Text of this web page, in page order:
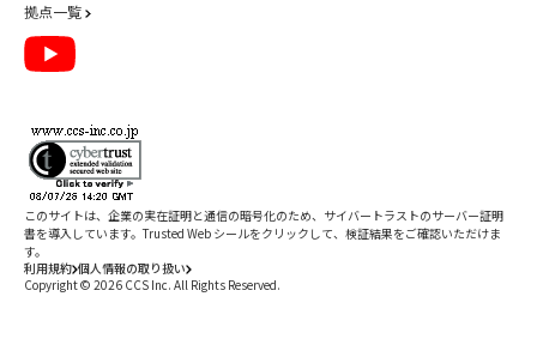
拠点一覧
利用規約 個人情報の取り扱い
Copyright © 2026 CCS Inc. All Rights Reserved.
このサイトは、企業の実在証明と通信の暗号化のため、サイバートラストのサーバー証明
書を導入しています。Trusted Web シールをクリックして、検証結果をご確認いただけま
す。